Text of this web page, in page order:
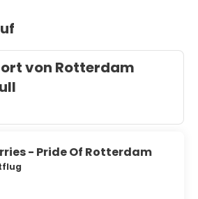
von Rotterdam
- Pride Of Rotterdam